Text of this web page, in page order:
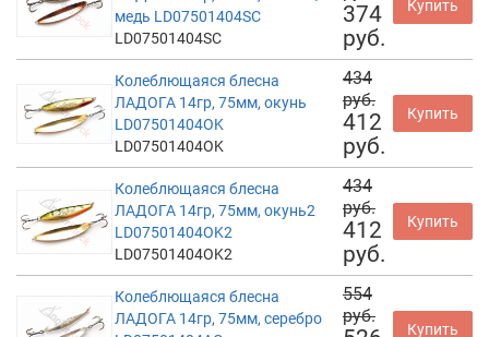
медь LD07501404SC
LD07501404SC
374
руб.
Купить
Колеблющаяся блесна
ЛАДОГА 14гр, 75мм, окунь
LD07501404OK
LD07501404OK
434
руб.
412
руб.
Купить
Колеблющаяся блесна
ЛАДОГА 14гр, 75мм, окунь2
LD07501404OK2
LD07501404OK2
434
руб.
412
руб.
Купить
Колеблющаяся блесна
ЛАДОГА 14гр, 75мм, серебро
554
руб.
Купить